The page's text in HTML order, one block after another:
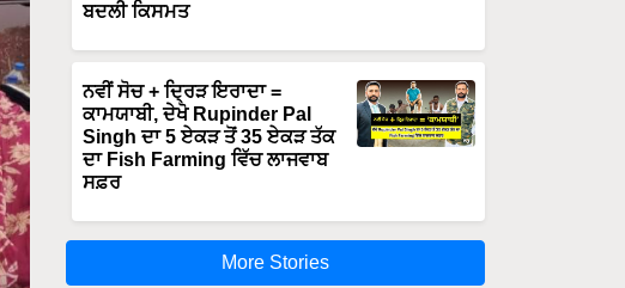
ਬਦਲੀ ਕਿਸਮਤ
ਨਵੀਂ ਸੋਚ + ਦ੍ਰਿੜ ਇਰਾਦਾ =
ਕਾਮਯਾਬੀ, ਦੇਖੋ Rupinder Pal
Singh ਦਾ 5 ਏਕੜ ਤੋਂ 35 ਏਕੜ ਤੱਕ
ਦਾ Fish Farming ਵਿੱਚ ਲਾਜਵਾਬ
ਸਫ਼ਰ
More Stories